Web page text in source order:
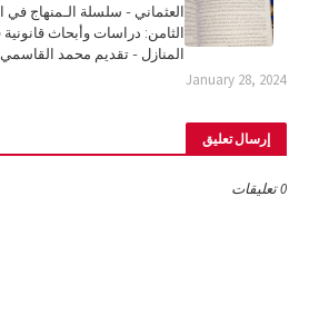
العثماني - سلسلة الـمنهاج في
الثامن: دراسات وأبحاث
المنازل - تقديم محمد القاسمي
January 28, 2024
إرسال تعليق
0 تعليقات